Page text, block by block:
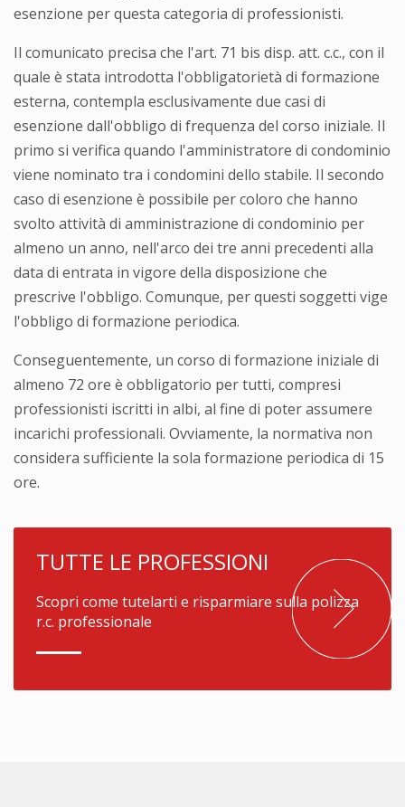
esenzione per questa categoria di professionisti.
Il comunicato precisa che l'art. 71 bis disp. att. c.c., con il
quale è stata introdotta l'obbligatorietà di formazione
esterna, contempla esclusivamente due casi di
esenzione dall'obbligo di frequenza del corso iniziale. Il
primo si verifica quando l'amministratore di condominio
viene nominato tra i condomini dello stabile. Il secondo
caso di esenzione è possibile per coloro che hanno
svolto attività di amministrazione di condominio per
almeno un anno, nell'arco dei tre anni precedenti alla
data di entrata in vigore della disposizione che
prescrive l'obbligo. Comunque, per questi soggetti vige
l'obbligo di formazione periodica.
Conseguentemente, un corso di formazione iniziale di
almeno 72 ore è obbligatorio per tutti, compresi
professionisti iscritti in albi, al fine di poter assumere
incarichi professionali. Ovviamente, la normativa non
considera sufficiente la sola formazione periodica di 15
ore.
TUTTE LE PROFESSIONI
Scopri come tutelarti e risparmiare sulla polizza
r.c. professionale